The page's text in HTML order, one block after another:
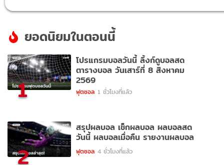
ยอดนิยมในตอนนี้
1
โปรแกรมบอลวันนี้ ลิ้งก์ดูบอลสด
ตารางบอล วันเสาร์ที่ 8 สิงหาคม
2569
ฟุตซอล 1 ชั่วโมงที่แล้ว
2
สรุปผลบอล เช็กผลบอล ผลบอลสด
วันนี้ ผลบอลเมื่อคืน รายงานผลบอล
ฟุตซอล 4 ชั่วโมงที่แล้ว